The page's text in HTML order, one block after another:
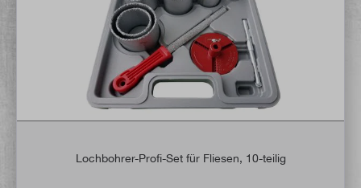
Lochbohrer-Profi-Set für Fliesen, 10-teilig